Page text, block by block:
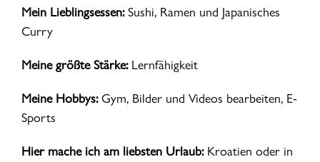
Mein Lieblingsessen:Sushi, Ramen und Japanisches
Curry
Meine größte Stärke:Lernfähigkeit
Meine Hobbys:Gym, Bilder und Videos bearbeiten, E-
Sports
Hier mache ich am liebsten Urlaub:Kroatien oder in